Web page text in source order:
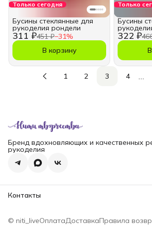
Только сегодня
311 ₽451 ₽−31%
Бусины стеклянные для
рукоделия рондели
В корзину
Только
322 ₽
Бусины
1 2 3 4 …
Бренд вдохновляющих и качественных
рукоделия
Контакты
Эл. почта
© niti_liveОплатаДоставкаПравила